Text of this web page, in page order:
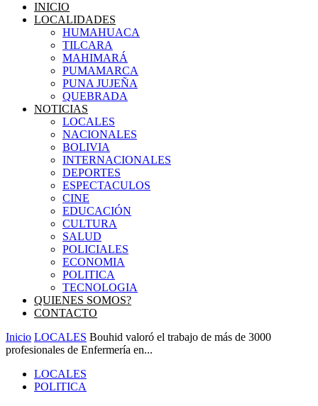
INICIO
LOCALIDADES
HUMAHUACA
TILCARA
MAHIMARÁ
PUMAMARCA
PUNA JUJEÑA
QUEBRADA
NOTICIAS
LOCALES
NACIONALES
BOLIVIA
INTERNACIONALES
DEPORTES
ESPECTACULOS
CINE
EDUCACIÓN
CULTURA
SALUD
POLICIALES
ECONOMIA
POLITICA
TECNOLOGIA
QUIENES SOMOS?
CONTACTO
Inicio LOCALES Bouhid valoró el trabajo de más de 3000
profesionales de Enfermería en...
LOCALES
POLITICA